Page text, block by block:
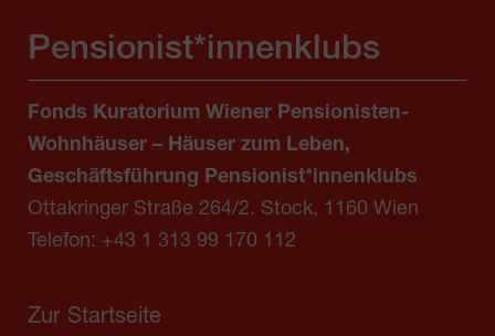
Pensionist*innenklubs
Fonds Kuratorium Wiener Pensionisten-
Wohnhäuser – Häuser zum Leben,
Geschäftsführung Pensionist*innenklubs
Ottakringer Straße 264/2. Stock, 1160 Wien
Telefon: +43 1 313 99 170 112
Zur Startseite